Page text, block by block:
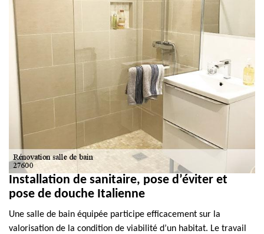
Installation de sanitaire, pose d’éviter et
pose de douche Italienne
Une salle de bain équipée participe efficacement sur la
valorisation de la condition de viabilité d’un habitat. Le travail